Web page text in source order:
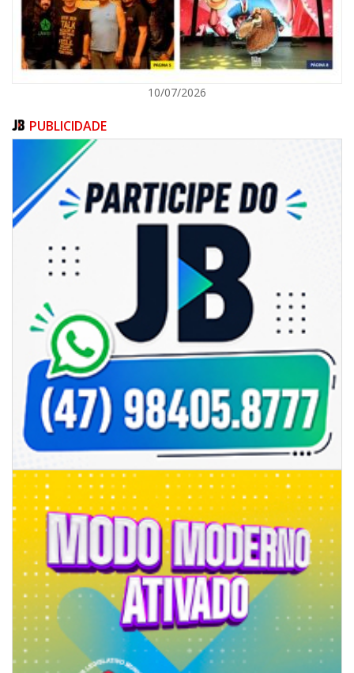
06/08/2026 | 18:18
Programa de IST/Aids e Hepatites Virais faz testagem rápida em frente
ao CIS
GERAL
10/07/2026
PUBLICIDADE